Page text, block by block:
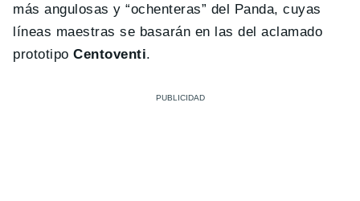
más angulosas y “ochenteras” del Panda, cuyas
líneas maestras se basarán en las del aclamado
prototipoCentoventi.